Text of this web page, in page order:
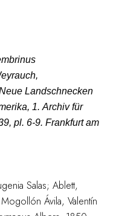
Landschnecken
1. Archiv für
pl. 6-9. Frankfurt am
Salas; Ablett,
Ávila, Valentín